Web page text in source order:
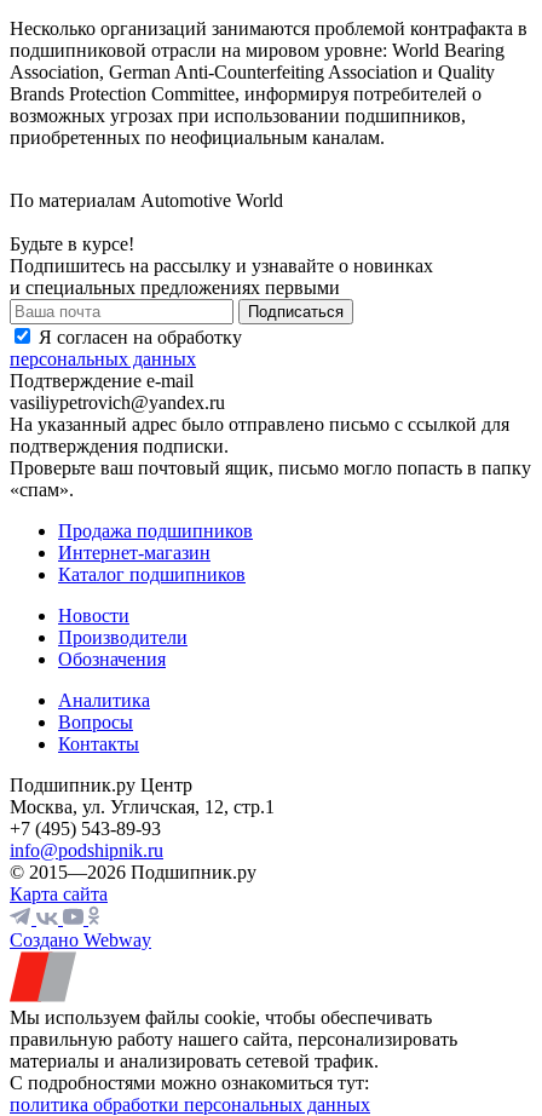
Несколько организаций занимаются проблемой контрафакта в
подшипниковой отрасли на мировом уровне: World Bearing
Association, German Anti-Counterfeiting Association и Quality
Brands Protection Committee, информируя потребителей о
возможных угрозах при использовании подшипников,
приобретенных по неофициальным каналам.
По материалам Automotive World
Будьте в курсе!
Подпишитесь на рассылку и узнавайте о новинках
и специальных предложениях первыми
Я согласен на обработку
персональных данных
Подтверждение e-mail
vasiliypetrovich@yandex.ru
На указанный адрес было отправлено письмо с ссылкой для
подтверждения подписки.
Проверьте ваш почтовый ящик, письмо могло попасть в папку
«спам».
Продажа подшипников
Интернет-магазин
Каталог подшипников
Новости
Производители
Обозначения
Аналитика
Вопросы
Контакты
Подшипник.ру Центр
Москва, ул. Угличская, 12, стр.1
+7 (495) 543-89-93
info@podshipnik.ru
© 2015—2026 Подшипник.ру
Карта сайта
Создано Webway
Мы используем файлы cookie, чтобы обеспечивать
правильную работу нашего сайта, персонализировать
материалы и анализировать сетевой трафик.
С подробностями можно ознакомиться тут:
политика обработки персональных данных